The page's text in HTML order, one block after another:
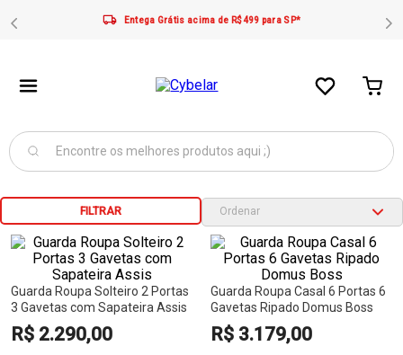
Entega Grátis acima de R$499 para SP*
FILTRAR
Guarda Roupa Solteiro 2 Portas
3 Gavetas com Sapateira Assis
R$ 2.290,00
Guarda Roupa Casal 6 Portas 6
Gavetas Ripado Domus Boss
R$ 3.179,00